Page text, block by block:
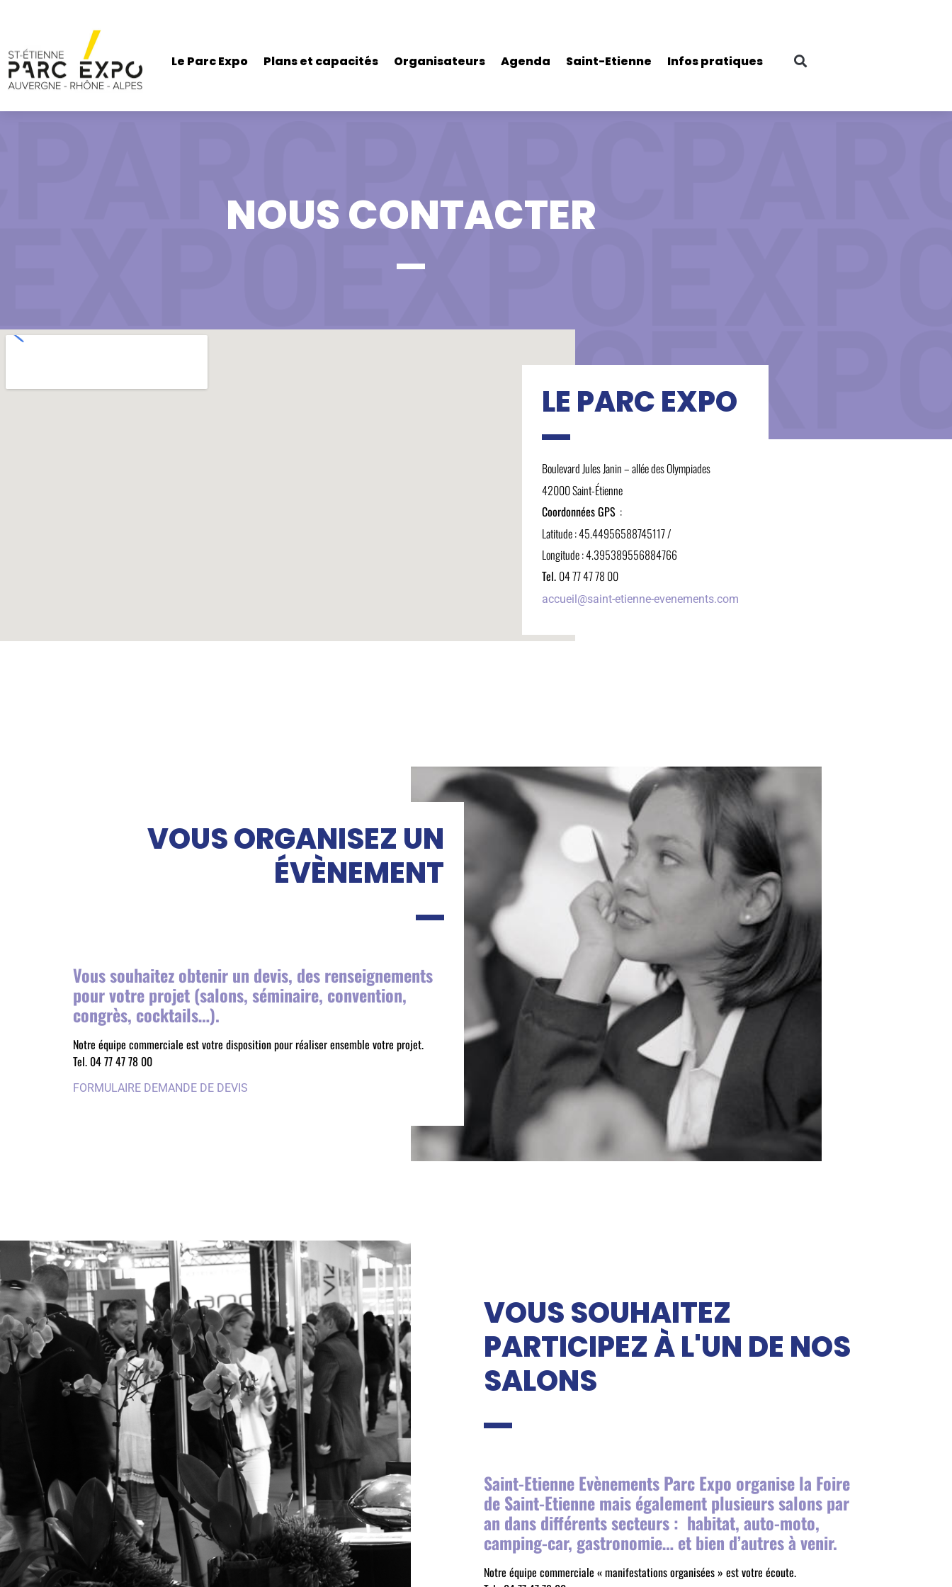
Le Parc Expo Plans et capacités Organisateurs Agenda Saint-Etienne Infos pratiques
NOUS CONTACTER
LE PARC EXPO
Boulevard Jules Janin – allée des Olympiades
42000 Saint-Étienne
Coordonnées GPS :
Latitude : 45.44956588745117 /
Longitude : 4.395389556884766
Tel. 04 77 47 78 00
accueil@saint-etienne-evenements.com
VOUS ORGANISEZ UN
ÉVÈNEMENT
Vous souhaitez obtenir un devis, des renseignements
pour votre projet (salons, séminaire, convention,
congrès, cocktails…).
Notre équipe commerciale est votre disposition pour réaliser ensemble votre projet.
Tel. 04 77 47 78 00
FORMULAIRE DEMANDE DE DEVIS
VOUS SOUHAITEZ
PARTICIPEZ À L'UN DE NOS
SALONS
Saint-Etienne Evènements Parc Expo organise la Foire
de Saint-Etienne mais également plusieurs salons par
an dans différents secteurs : habitat, auto-moto,
camping-car, gastronomie… et bien d’autres à venir.
Notre équipe commerciale « manifestations organisées » est votre écoute.